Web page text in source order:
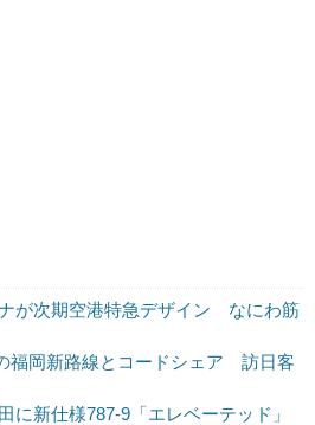
が次期空港特急デザイン なにわ筋
福岡新路線とコードシェア 訪日客
に新仕様787-9「エレベーテッド」